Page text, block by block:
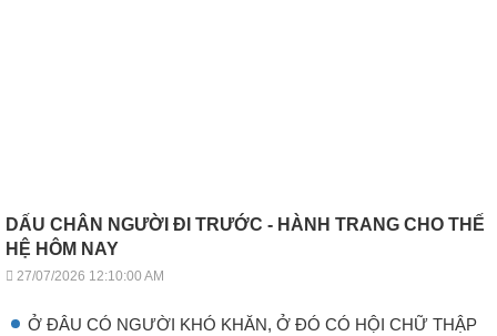
DẤU CHÂN NGƯỜI ĐI TRƯỚC - HÀNH TRANG CHO THẾ
HỆ HÔM NAY
27/07/2026 12:10:00 AM
Ở ĐÂU CÓ NGƯỜI KHÓ KHĂN, Ở ĐÓ CÓ HỘI CHỮ THẬP